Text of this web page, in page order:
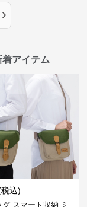
›
アイテム
込)
スマート収納 ミ